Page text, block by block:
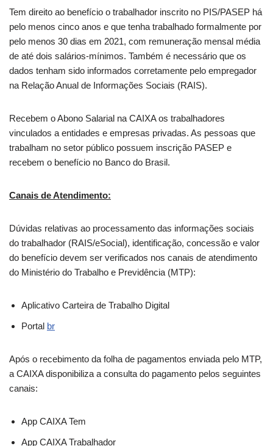
Tem direito ao benefício o trabalhador inscrito no PIS/PASEP há
pelo menos cinco anos e que tenha trabalhado formalmente por
pelo menos 30 dias em 2021, com remuneração mensal média
de até dois salários-mínimos. Também é necessário que os
dados tenham sido informados corretamente pelo empregador
na Relação Anual de Informações Sociais (RAIS).
Recebem o Abono Salarial na CAIXA os trabalhadores
vinculados a entidades e empresas privadas. As pessoas que
trabalham no setor público possuem inscrição PASEP e
recebem o benefício no Banco do Brasil.
Canais de Atendimento:
Dúvidas relativas ao processamento das informações sociais
do trabalhador (RAIS/eSocial), identificação, concessão e valor
do benefício devem ser verificados nos canais de atendimento
do Ministério do Trabalho e Previdência (MTP):
Aplicativo Carteira de Trabalho Digital
Portal br
Após o recebimento da folha de pagamentos enviada pelo MTP,
a CAIXA disponibiliza a consulta do pagamento pelos seguintes
canais:
App CAIXA Tem
App CAIXA Trabalhador